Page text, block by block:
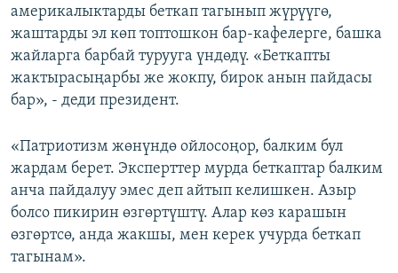
америкалыктарды беткап тагынып жүрүүгө,
жаштарды эл көп топтошкон бар-кафелерге, башка
жайларга барбай турууга үндөдү. «Беткапты
жактырасыңарбы же жокпу, бирок анын пайдасы
бар», - деди президент.
«Патриотизм жөнүндө ойлосоңор, балким бул
жардам берет. Эксперттер мурда беткаптар балким
анча пайдалуу эмес деп айтып келишкен. Азыр
болсо пикирин өзгөртүштү. Алар көз карашын
өзгөртсө, анда жакшы, мен керек учурда беткап
тагынам».